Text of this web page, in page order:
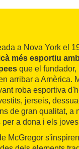
a Nova York el
més esportiu
que el fundador,
arribar a Amèrica.
roba esportiva
jerseis,
de gran qualitat, a
a dona i els
McGregor